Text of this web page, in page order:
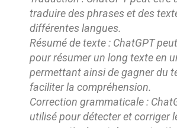
traduire des phrases et des
différentes langues.
Résumé de texte : ChatGPT
pour résumer un long texte en
permettant ainsi de gagner du
faciliter la compréhension.
Correction grammaticale :
utilisé pour détecter et corriger